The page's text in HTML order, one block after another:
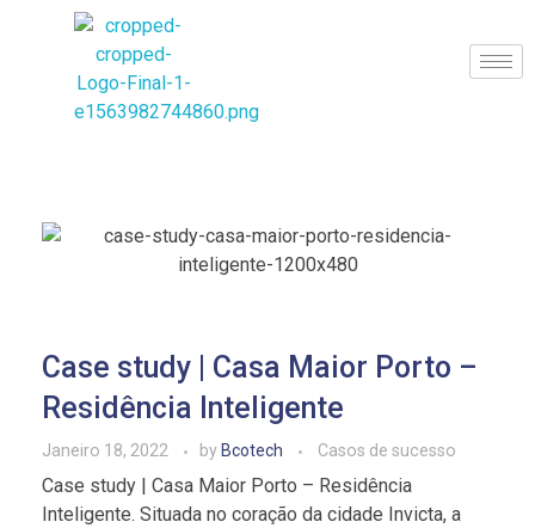
Case study | Casa Maior Porto –
Residência Inteligente
Janeiro 18, 2022 by Bcotech Casos de sucesso
Case study | Casa Maior Porto – Residência
Inteligente. Situada no coração da cidade Invicta, a